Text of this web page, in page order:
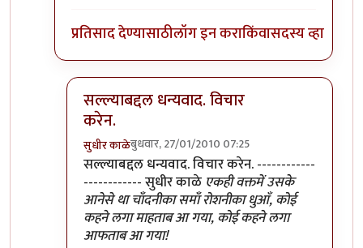
प्रतिसाद देण्यासाठीलॉग इन कराकिंवासदस्य व्हा
सल्ल्याबद्दल धन्यवाद. विचार
करेन.
सुधीर काळेबुधवार, 27/01/2010 07:25
In reply toठीक आहेbyश्रावण मोडक
सल्ल्याबद्दल धन्यवाद. विचार करेन. ------------
------------ सुधीर काळे एकही वक्तमें उसके
आनेसे था चाँदनीका समाँ रोशनीका धुआँ, कोई
कहने लगा माहताब आ गया, कोई कहने लगा
आफताब आ गया!